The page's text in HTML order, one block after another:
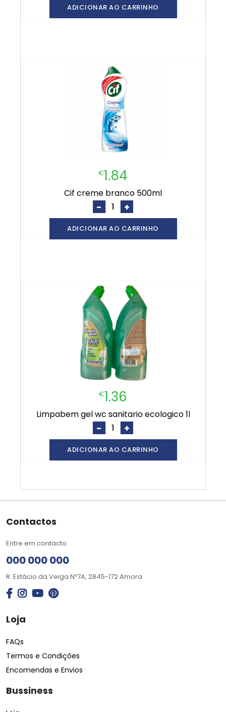
ADICIONAR AO CARRINHO
€1.84
cif creme branco 500ml
- +
ADICIONAR AO CARRINHO
€1.36
limpabem gel wc sanitario ecologico 1l
- +
ADICIONAR AO CARRINHO
Contactos
Entre em contacto
000 000 000
R. Estácio da Veiga Nº7A, 2845-172 Amora
Loja
FAQs
Termos e Condições
Encomendas e Envios
Bussiness